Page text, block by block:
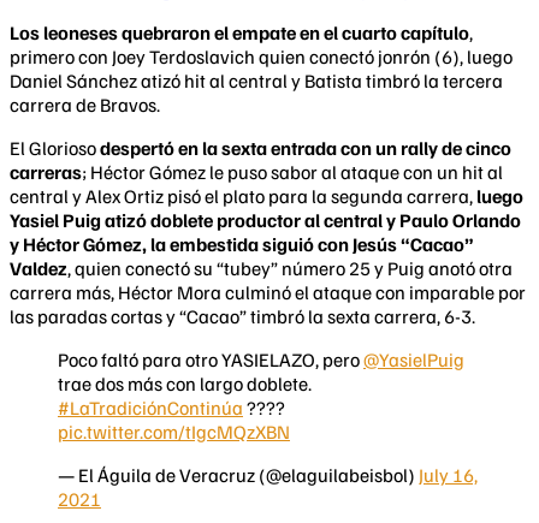
Los leoneses quebraron el empate en el cuarto capítulo,
primero con Joey Terdoslavich quien conectó jonrón (6), luego
Daniel Sánchez atizó hit al central y Batista timbró la tercera
carrera de Bravos.
El Gloriosodespertó en la sexta entrada con un rally de cinco
carreras; Héctor Gómez le puso sabor al ataque con un hit al
central y Alex Ortiz pisó el plato para la segunda carrera, luego
Yasiel Puig atizó doblete productor al central y Paulo Orlando
y Héctor Gómez, la embestida siguió con Jesús “Cacao”
Valdez, quien conectó su “tubey” número 25 y Puig anotó otra
carrera más, Héctor Mora culminó el ataque con imparable por
las paradas cortas y “Cacao” timbró la sexta carrera, 6-3.
Poco faltó para otro YASIELAZO, pero@YasielPuig
trae dos más con largo doblete.
#LaTradiciónContinúa ????
pic.twitter.com/tIgcMQzXBN
— El Águila de Veracruz (@elaguilabeisbol) July 16,
2021